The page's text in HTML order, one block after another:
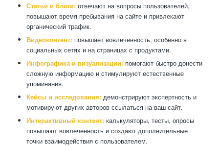
Статьи и блоги:отвечают на вопросы пользователей,
повышают время пребывания на сайте и привлекают
органический трафик.
Видеоконтент:повышает вовлеченность, особенно в
социальных сетях и на страницах с продуктами.
Инфографика и визуализации:помогают быстро донести
сложную информацию и стимулируют естественные
упоминания.
Кейсы и исследования:демонстрируют экспертность и
мотивируют других авторов ссылаться на ваш сайт.
Интерактивный контент:калькуляторы, тесты, опросы
повышают вовлеченность и создают дополнительные
точки взаимодействия с пользователем.